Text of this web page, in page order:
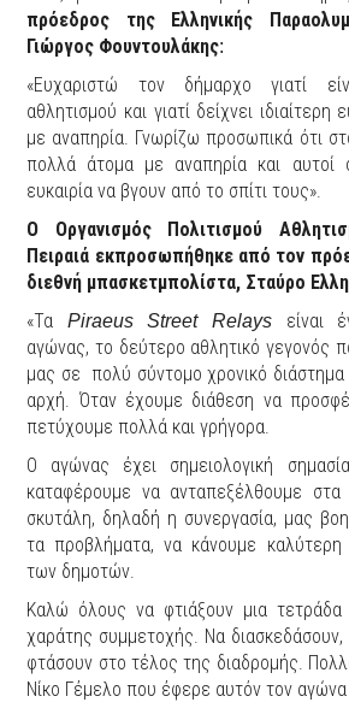
πρόεδρος της Ελληνικής
Γιώργος Φουντουλάκης:
«Ευχαριστώ τον δήμαρχο γιατί
αθλητισμού και γιατί δείχνει
με αναπηρία. Γνωρίζω προσωπικά ότι
πολλά άτομα με αναπηρία και αυτοί
ευκαιρία να βγουν από το σπίτι τους».
Ο Οργανισμός Πολιτισμού
Πειραιά εκπροσωπήθηκε από τον
διεθνή μπασκετμπολίστα, Σταύρο
«Τα Piraeus Street Relays είναι
αγώνας, το δεύτερο αθλητικό γεγονός
μας σε πολύ σύντομο χρονικό
αρχή. Όταν έχουμε διάθεση να
πετύχουμε πολλά και γρήγορα.
Ο αγώνας έχει σημειολογική
καταφέρουμε να ανταπεξέλθουμε
σκυτάλη, δηλαδή η συνεργασία, μας
τα προβλήματα, να κάνουμε καλύτερη
των δημοτών.
Καλώ όλους να φτιάξουν μια
χαράτης συμμετοχής. Να διασκεδάσουν,
φτάσουν στο τέλος της διαδρομής.
Νίκο Γέμελο που έφερε αυτόν τον αγώνα